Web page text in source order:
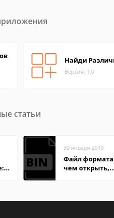
Найди
Версия: 1.0
статьи
30 января 2019
Файл формата
чем открыть,